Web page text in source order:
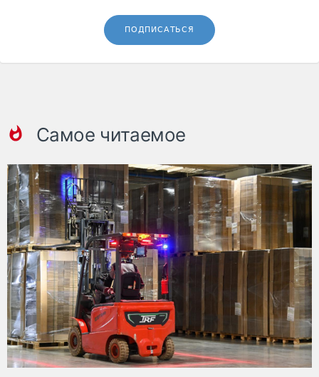
Топливо, масла и
автохимия
ПОДПИСАТЬСЯ
Самое читаемое